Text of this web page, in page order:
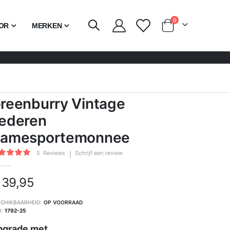
MERKEN Cart
0producten
Vintage
100
5 Reviews Schrijf een review
OP VOORRAAD
1792-25